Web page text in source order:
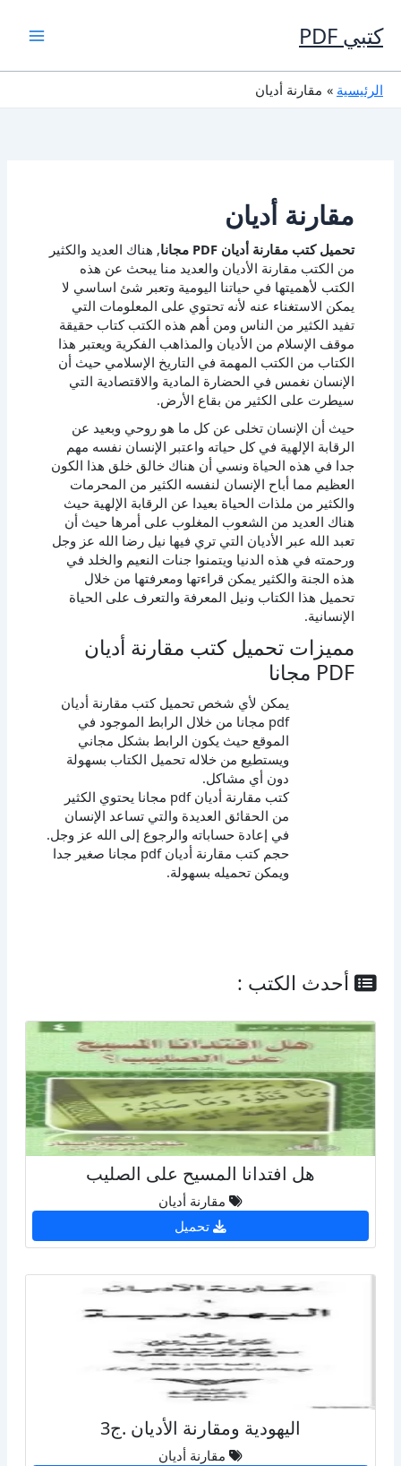
إلى
المحتوى
كتبي PDF
الرئيسية مقارنة أديان
مقارنة أديان
تحميل كتب مقارنة أديان PDF مجانا
, هناك العديد والكثير
من الكتب مقارنة الأديان والعديد منا يبحث عن هذه
الكتب لأهميتها في حياتنا اليومية وتعبر شئ اساسي لا
يمكن الاستغناء عنه لأنه تحتوي على المعلومات التي
تفيد الكثير من الناس ومن أهم هذه الكتب كتاب حقيقة
موقف الإسلام من الأديان والمذاهب الفكرية ويعتبر هذا
الكتاب من الكتب المهمة في التاريخ الإسلامي حيث أن
الإنسان نغمس في الحضارة المادية والاقتصادية التي
سيطرت على الكثير من بقاع الأرض.
حيث أن الإنسان تخلى عن كل ما هو روحي وبعيد عن
الرقابة الإلهية في كل حياته واعتبر الإنسان نفسه مهم
جدا في هذه الحياة ونسي أن هناك خالق خلق هذا الكون
العظيم مما أباح الإنسان لنفسه الكثير من المحرمات
والكثير من ملذات الحياة بعيدا عن الرقابة الإلهية حيث
هناك العديد من الشعوب المغلوب على أمرها حيث أن
تعبد الله عبر الأديان التي تري فيها نيل رضا الله عز وجل
ورحمته في هذه الدنيا ويتمنوا جنات النعيم والخلد في
هذه الجنة والكثير يمكن قراءتها ومعرفتها من خلال
تحميل هذا الكتاب ونيل المعرفة والتعرف على الحياة
الإنسانية.
مميزات تحميل كتب مقارنة أديان
PDF مجانا
يمكن لأي شخص تحميل كتب مقارنة أديان
pdf مجانا من خلال الرابط الموجود في
الموقع حيث يكون الرابط بشكل مجاني
ويستطيع من خلاله تحميل الكتاب بسهولة
دون أي مشاكل.
كتب مقارنة أديان pdf مجانا يحتوي الكثير
من الحقائق العديدة والتي تساعد الإنسان
في إعادة حساباته والرجوع إلى الله عز وجل.
حجم كتب مقارنة أديان pdf مجانا صغير جدا
ويمكن تحميله بسهولة.
أحدث الكتب :
هل افتدانا المسيح على الصليب
مقارنة أديان
تحميل
اليهودية ومقارنة الأديان .ج3
مقارنة أديان